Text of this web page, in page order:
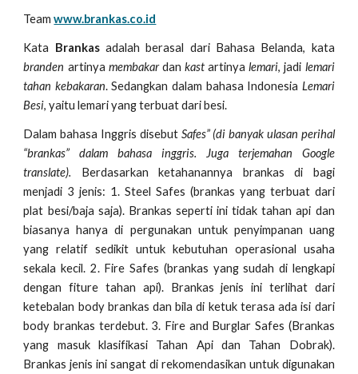
Teamwww.brankas.co.id
Kata Brankasadalah berasal dari Bahasa Belanda, kata
branden artinya membakardankast artinyalemari, jadi lemari
tahan kebakaran. Sedangkan dalam bahasa Indonesia Lemari
Besi, yaitu lemari yang terbuat dari besi.
Dalam bahasa Inggris disebut Safes” (di banyak ulasan perihal
“brankas” dalam bahasa inggris. Juga terjemahan Google
translate). Berdasarkan ketahanannya brankas di bagi
menjadi 3 jenis: 1. Steel Safes (brankas yang terbuat dari
plat besi/baja saja). Brankas seperti ini tidak tahan api dan
biasanya hanya di pergunakan untuk penyimpanan uang
yang relatif sedikit untuk kebutuhan operasional usaha
sekala kecil. 2. Fire Safes (brankas yang sudah di lengkapi
dengan fiture tahan api). Brankas jenis ini terlihat dari
ketebalan body brankas dan bila di ketuk terasa ada isi dari
body brankas terdebut. 3. Fire and Burglar Safes (Brankas
yang masuk klasifikasi Tahan Api dan Tahan Dobrak).
Brankas jenis ini sangat di rekomendasikan untuk digunakan